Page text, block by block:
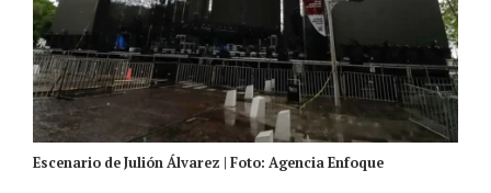
Escenario de Julión Álvarez | Foto: Agencia Enfoque